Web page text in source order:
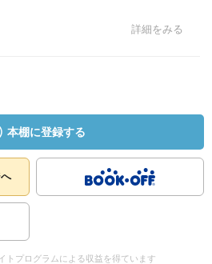
詳細をみる
本棚に登録する
トプログラムによる収益を得ています